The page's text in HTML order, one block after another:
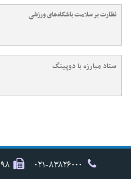
نظارت بر سلامت باشگاه‌های ورزشی
ستاد مبارزه با دوپینگ
۸۸۸۳۳۴۹۸